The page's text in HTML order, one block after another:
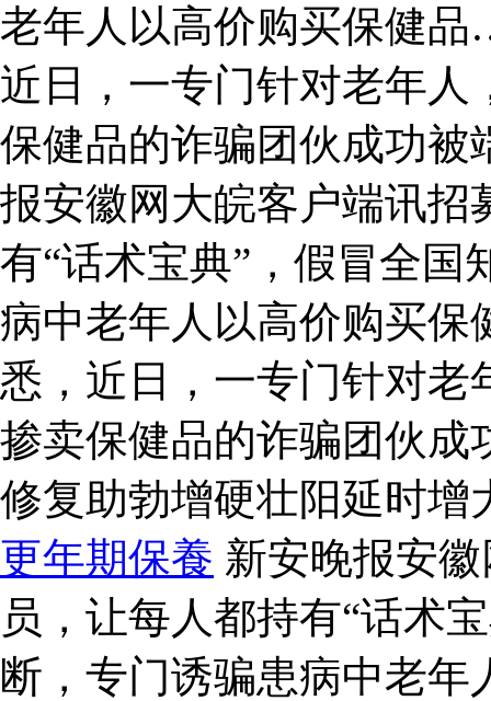
老年人以高价购买保健
近日，一专门针对老年人
保健品的诈骗团伙成功被
报安徽网大皖客户端讯招
有“话术宝典”，假冒全国
病中老年人以高价购买
悉，近日，一专门针对老
掺卖保健品的诈骗团伙成
修复助勃增硬壮阳延时增
更年期保養 新安晚报安
员，让每人都持有“话术
断，专门诱骗患病中老